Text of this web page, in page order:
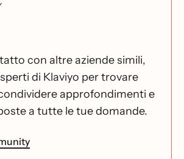
con altre aziende simili,
di Klaviyo per trovare
approfondimenti e
a tutte le tue domande.